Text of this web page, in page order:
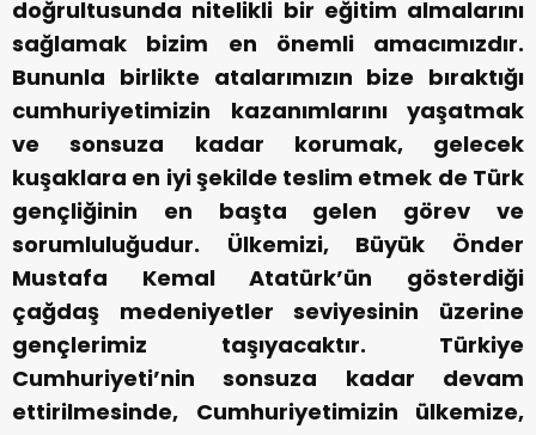
doğrultusunda nitelikli bir eğitim almalarını
sağlamak bizim en önemli amacımızdır.
Bununla birlikte atalarımızın bize bıraktığı
cumhuriyetimizin kazanımlarını yaşatmak
ve sonsuza kadar korumak, gelecek
kuşaklara en iyi şekilde teslim etmek de Türk
gençliğinin en başta gelen görev ve
sorumluluğudur. Ülkemizi, Büyük Önder
Mustafa Kemal Atatürk’ün gösterdiği
çağdaş medeniyetler seviyesinin üzerine
gençlerimiz taşıyacaktır. Türkiye
Cumhuriyeti’nin sonsuza kadar devam
ettirilmesinde, Cumhuriyetimizin ülkemize,